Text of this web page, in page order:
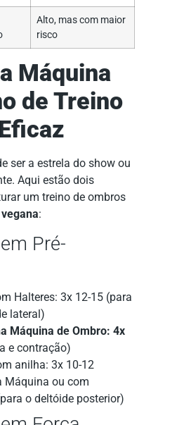
Alto, mas com maior
risco
Máquina
de Treino
ser a estrela do show ou
Aqui estão dois
um treino de ombros
:
Pré-
Halteres: 3x 12-15 (para
lateral)
Máquina de Ombro: 4x
e contração)
anilha: 3x 10-12
Máquina ou com
o deltóide posterior)